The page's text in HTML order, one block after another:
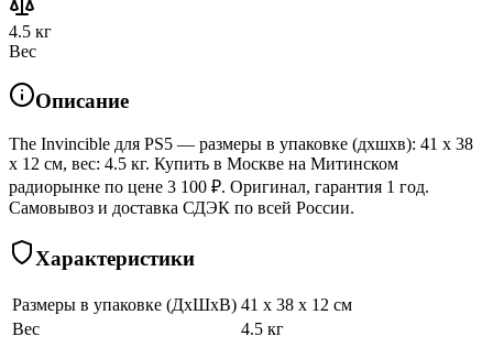
4.5 кг
Вес
Описание
The Invincible для PS5 — размеры в упаковке (дхшхв): 41 x 38
x 12 см, вес: 4.5 кг. Купить в Москве на Митинском
радиорынке по цене 3 100 ₽. Оригинал, гарантия 1 год.
Самовывоз и доставка СДЭК по всей России.
Характеристики
Размеры в упаковке (ДхШхВ) 41 x 38 x 12 см
Вес
4.5 кг